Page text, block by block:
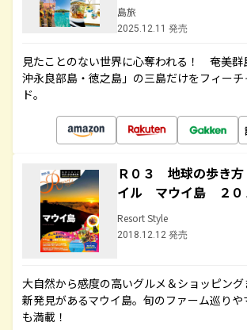
島旅
2025.12.11 発売
見たことのない世界に心奪われる！ 奄美群
沖永良部島・徳之島」の三島だけをフィー
ド。
Ｒ０３ 地球の歩き
イル マウイ島 ２０
Resort Style
2018.12.12 発売
大自然から感度の高いグルメ＆ショッピン
新発見があるマウイ島。旬のファーム巡り
も満載！